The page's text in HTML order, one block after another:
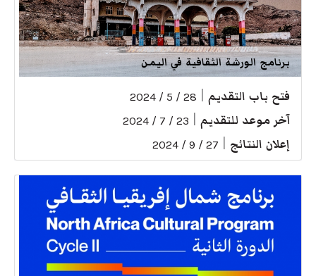
برنامج الورشة الثقافية في اليمن
فتح باب التقديم 28 / 5 / 2024
آخر موعد للتقديم 23 / 7 / 2024
إعلان النتائج 27 / 9 / 2024